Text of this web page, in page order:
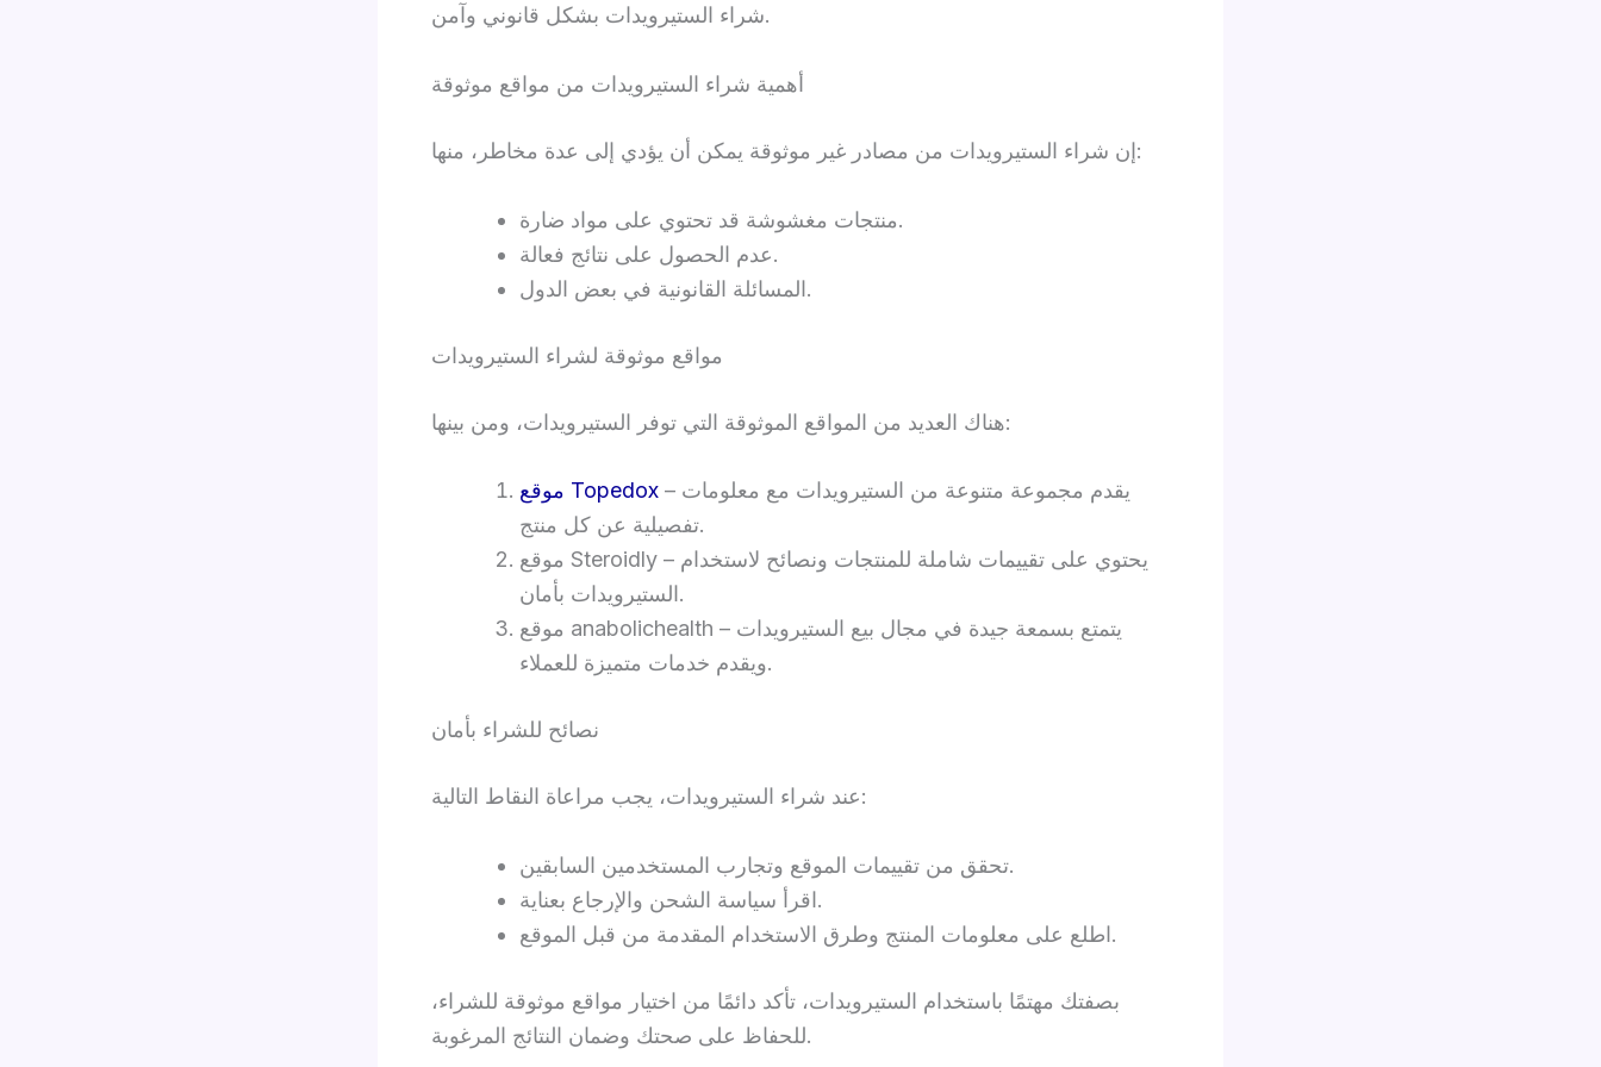
شراء الستيرويدات بشكل قانوني وآمن.
أهمية شراء الستيرويدات من مواقع موثوقة
إن شراء الستيرويدات من مصادر غير موثوقة يمكن أن يؤدي إلى عدة مخاطر، منها:
منتجات مغشوشة قد تحتوي على مواد ضارة.
عدم الحصول على نتائج فعالة.
المسائلة القانونية في بعض الدول.
مواقع موثوقة لشراء الستيرويدات
هناك العديد من المواقع الموثوقة التي توفر الستيرويدات، ومن بينها:
موقع Topedox – يقدم مجموعة متنوعة من الستيرويدات مع معلومات
تفصيلية عن كل منتج.
موقع Steroidly – يحتوي على تقييمات شاملة للمنتجات ونصائح لاستخدام
الستيرويدات بأمان.
موقع anabolichealth – يتمتع بسمعة جيدة في مجال بيع الستيرويدات
ويقدم خدمات متميزة للعملاء.
نصائح للشراء بأمان
عند شراء الستيرويدات، يجب مراعاة النقاط التالية:
تحقق من تقييمات الموقع وتجارب المستخدمين السابقين.
اقرأ سياسة الشحن والإرجاع بعناية.
اطلع على معلومات المنتج وطرق الاستخدام المقدمة من قبل الموقع.
بصفتك مهتمًا باستخدام الستيرويدات، تأكد دائمًا من اختيار مواقع موثوقة للشراء،
للحفاظ على صحتك وضمان النتائج المرغوبة.